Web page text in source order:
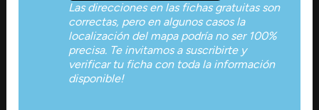
Las direcciones en las fichas gratuitas son
correctas, pero en algunos casos la
localización del mapa podría no ser 100%
precisa. Te invitamos a suscribirte y
verificar tu ficha con toda la información
disponible!